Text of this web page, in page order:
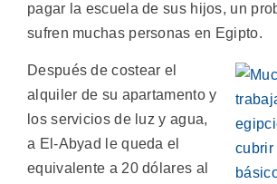
pagar la escuela de sus hijos, un
sufren muchas personas en Egipto.
Después de costear el
alquiler de su apartamento y
los servicios de luz y agua,
a El-Abyad le queda el
equivalente a 20 dólares al